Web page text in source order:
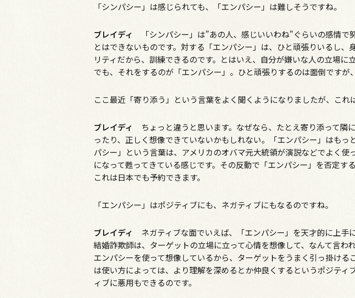
―――「シンパシー」は感じられても、「エンパシー」は難しそうですね。
ブレイディ
「シンパシー」は”あの人、感じいいわね”ぐらいの感情で
とはできないものです。対する「エンパシー」は、ひと頑張りいるし、
リティだから、訓練できるのです。とはいえ、自分が嫌いな人の立場に
でも、それをするのが「エンパシー」。ひと頑張りするのは面倒ですが
―――ここ最近「寄り添う」という言葉をよく聞くようになりましたが、こ
ブレイディ
ちょっと違うと思います。なぜなら、たとえ寄り添って隣
ったり、正しく想像できていないかもしれない。「エンパシー」はもっ
パシー」という言葉は、アメリカのオバマ元大統領が演説などでよく使
になって甦ってきている感じです。その反動で「エンパシー」を否定す
これは日本でも予約できます。
―――「エンパシー」はポジティブにも、ネガティブにもなるのですね。
ブレイディ
ネガティブな面でいえば、「エンパシー」を天才的に上手
結婚詐欺師は、ターゲットの立場に立って心情を想像して、なんて言わ
エンパシーを使って想像しているから、ターゲットをうまく引っ掛ける
は使い方によっては、より理解を深めるとか仲良くするというポジティ
ィブに悪用もできるのです。